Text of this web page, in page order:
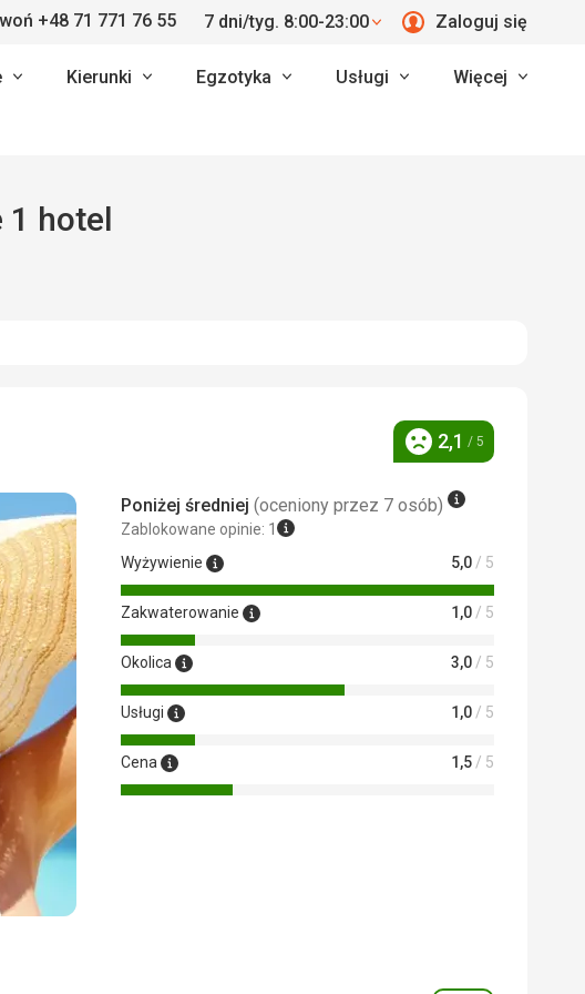
+48 71 771 76 55 7 dni/tyg. 8:00-23:00 Zaloguj się
Kierunki Egzotyka Usługi Więcej
1 hotel
Ocena
2,1 / 5
Poniżej średniej (oceniony przez 7 osób)
Zablokowane opinie: 1
Wyżywienie
5,0/ 5
Zakwaterowanie 1,0/ 5
Okolica 3,0/ 5
Usługi 1,0/ 5
Cena 1,5/ 5